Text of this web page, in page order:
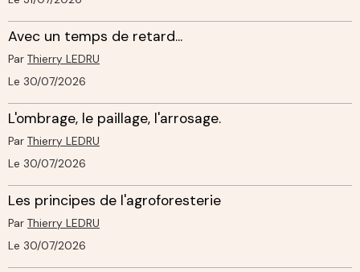
Avec un temps de retard...
Par Thierry LEDRU
Le 30/07/2026
L'ombrage, le paillage, l'arrosage.
Par Thierry LEDRU
Le 30/07/2026
Les principes de l'agroforesterie
Par Thierry LEDRU
Le 30/07/2026